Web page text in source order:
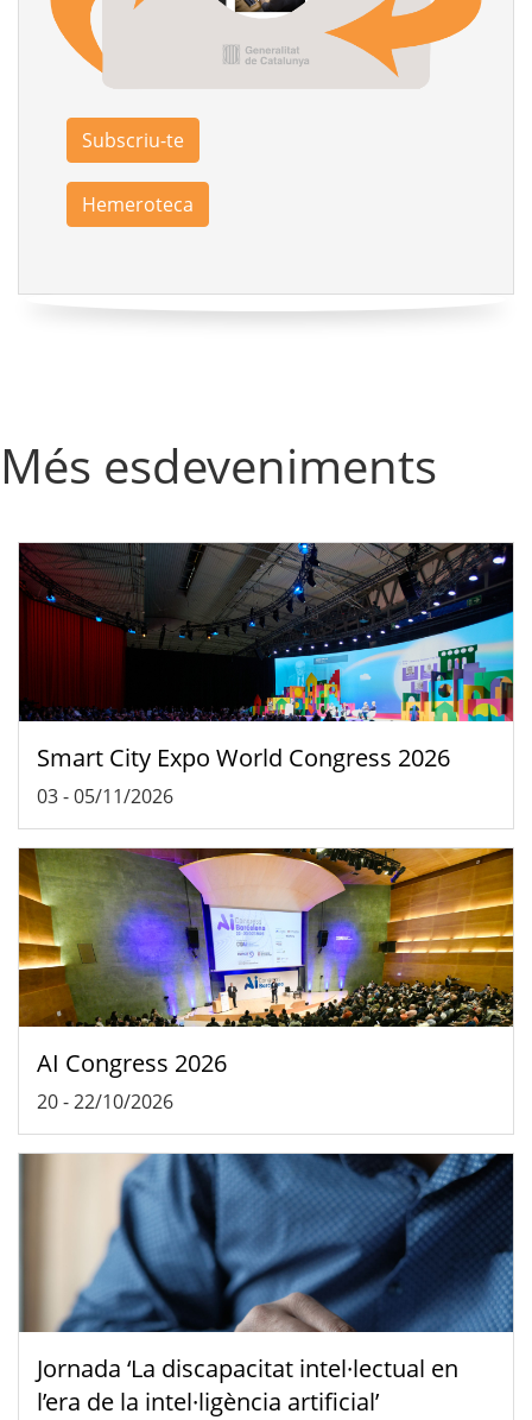
Subscriu-te
Hemeroteca
Més esdeveniments
Smart City Expo World Congress 2026
03-05/11/2026
AI Congress 2026
20-22/10/2026
Jornada ‘La discapacitat intel·lectual en
l’era de la intel·ligència artificial’